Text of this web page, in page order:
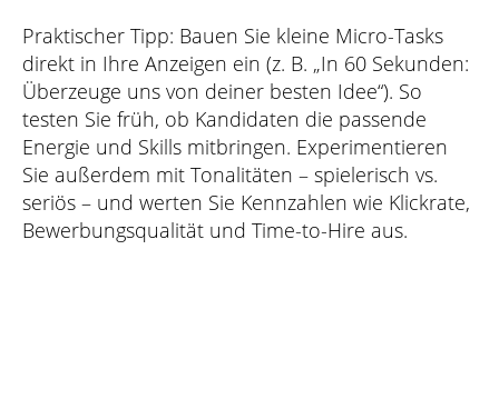
Praktischer Tipp: Bauen Sie kleine Micro-Tasks
direkt in Ihre Anzeigen ein (z. B. „In 60 Sekunden:
Überzeuge uns von deiner besten Idee“). So
testen Sie früh, ob Kandidaten die passende
Energie und Skills mitbringen. Experimentieren
Sie außerdem mit Tonalitäten – spielerisch vs.
seriös – und werten Sie Kennzahlen wie Klickrate,
Bewerbungsqualität und Time-to-Hire aus.